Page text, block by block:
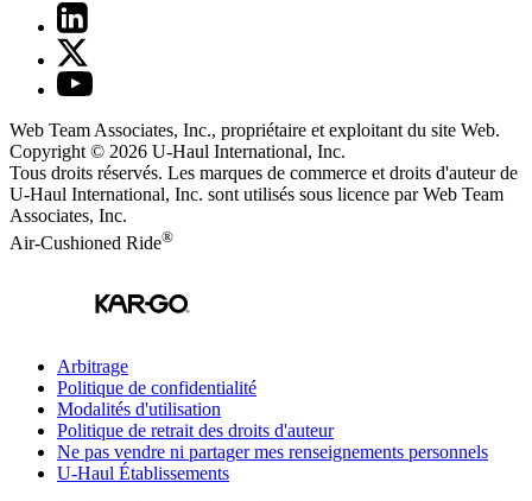
Web Team Associates, Inc., propriétaire et exploitant du site Web.
Copyright © 2026 U-Haul International, Inc.
Tous droits réservés. Les marques de commerce et droits d'auteur de
U-Haul International, Inc. sont utilisés sous licence par Web Team
Associates, Inc.
Air-Cushioned Ride®
Arbitrage
Politique de confidentialité
Modalités d'utilisation
Politique de retrait des droits d'auteur
Ne pas vendre ni partager mes renseignements personnels
U-Haul Établissements